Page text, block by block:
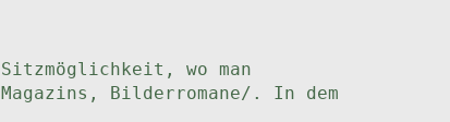
wo man
Bilderromane/. In dem